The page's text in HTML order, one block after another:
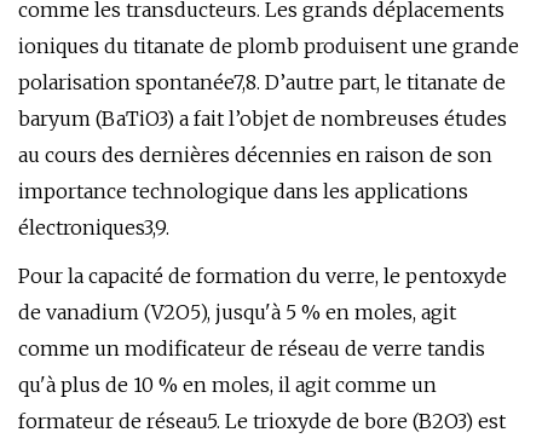
comme les transducteurs. Les grands déplacements
ioniques du titanate de plomb produisent une grande
polarisation spontanée7,8. D’autre part, le titanate de
baryum (BaTiO3) a fait l’objet de nombreuses études
au cours des dernières décennies en raison de son
importance technologique dans les applications
électroniques3,9.
Pour la capacité de formation du verre, le pentoxyde
de vanadium (V2O5), jusqu'à 5 % en moles, agit
comme un modificateur de réseau de verre tandis
qu'à plus de 10 % en moles, il agit comme un
formateur de réseau5. Le trioxyde de bore (B2O3) est